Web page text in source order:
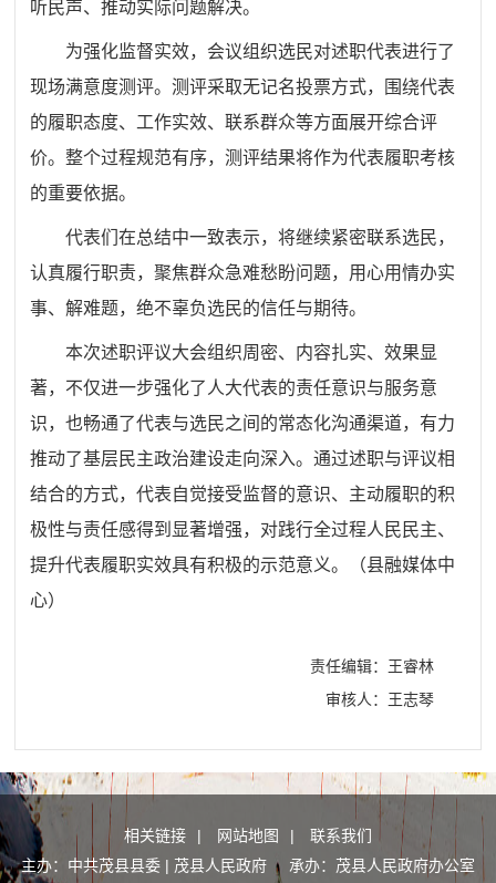
听民声、推动实际问题解决。
为强化监督实效，会议组织选民对述职代表进行了
现场满意度测评。测评采取无记名投票方式，围绕代表
的履职态度、工作实效、联系群众等方面展开综合评
价。整个过程规范有序，测评结果将作为代表履职考核
的重要依据。
代表们在总结中一致表示，将继续紧密联系选民，
认真履行职责，聚焦群众急难愁盼问题，用心用情办实
事、解难题，绝不辜负选民的信任与期待。
本次述职评议大会组织周密、内容扎实、效果显
著，不仅进一步强化了人大代表的责任意识与服务意
识，也畅通了代表与选民之间的常态化沟通渠道，有力
推动了基层民主政治建设走向深入。通过述职与评议相
结合的方式，代表自觉接受监督的意识、主动履职的积
极性与责任感得到显著增强，对践行全过程人民民主、
提升代表履职实效具有积极的示范意义。
（县融媒体中
心）
责任编辑：王睿林
审核人：王志琴
相关链接 | 网站地图 |
联系我们
主办：中共茂县县委 | 茂县人民政府 承办：茂县人民政府办公室